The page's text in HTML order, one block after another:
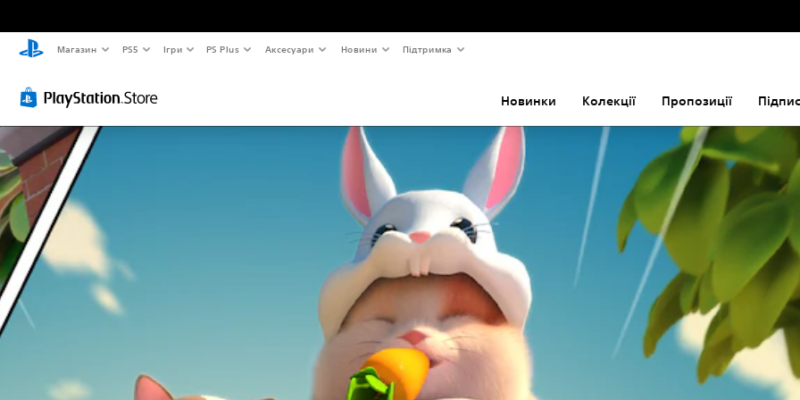
Магазин PS5 Ігри PS Plus Аксесуари Новини Підтримка
Новинки Колекції Пропозиції